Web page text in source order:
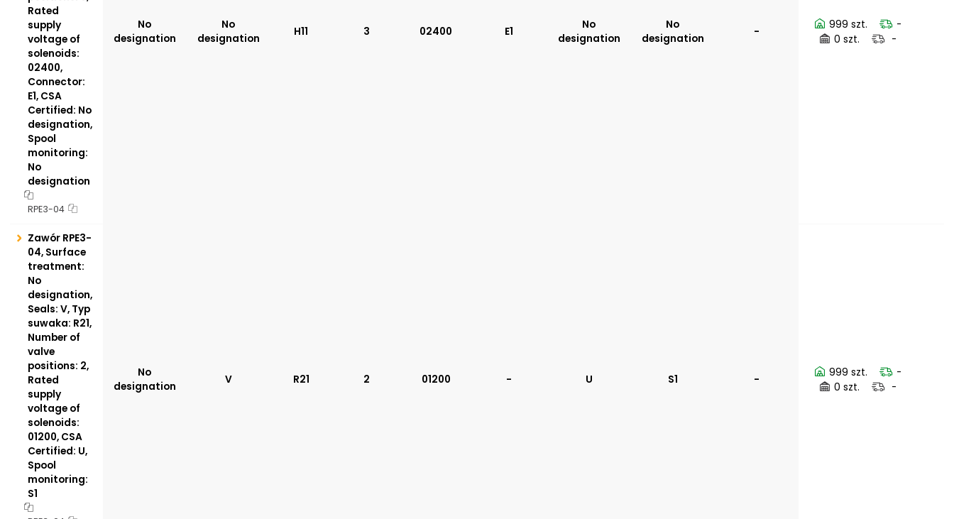
Rated
supply
voltage of
solenoids:
02400,
Connector:
E1, CSA
Certified: No
designation,
Spool
monitoring:
No
designation
RPE3-04
No
designation
No
designation
H11 3 02400 E1
No
designation
No
designation
-
999 szt.
-
0 szt.
-
Zawór RPE3-
04, Surface
treatment:
No
designation,
Seals: V, Typ
suwaka: R21,
Number of
valve
positions: 2,
Rated
supply
voltage of
solenoids:
01200, CSA
Certified: U,
Spool
monitoring:
S1
No
designation
V R21 2 01200 - U S1 -
999 szt.
-
0 szt.
-